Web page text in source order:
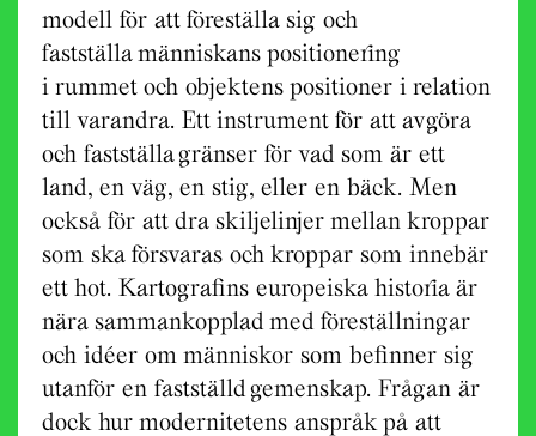
modell för att föreställa sig och
fastställa människans positionering
i rummet och objektens positioner i relation
till varandra. Ett instrument för att avgöra
och fastställa gränser för vad som är ett
land, en väg, en stig, eller en bäck. Men
också för att dra skiljelinjer mellan kroppar
som ska försvaras och kroppar som innebär
ett hot. Kartografins europeiska historia är
nära sammankopplad med föreställningar
och idéer om människor som befinner sig
utanför en fastställd gemenskap. Frågan är
dock hur modernitetens anspråk på att